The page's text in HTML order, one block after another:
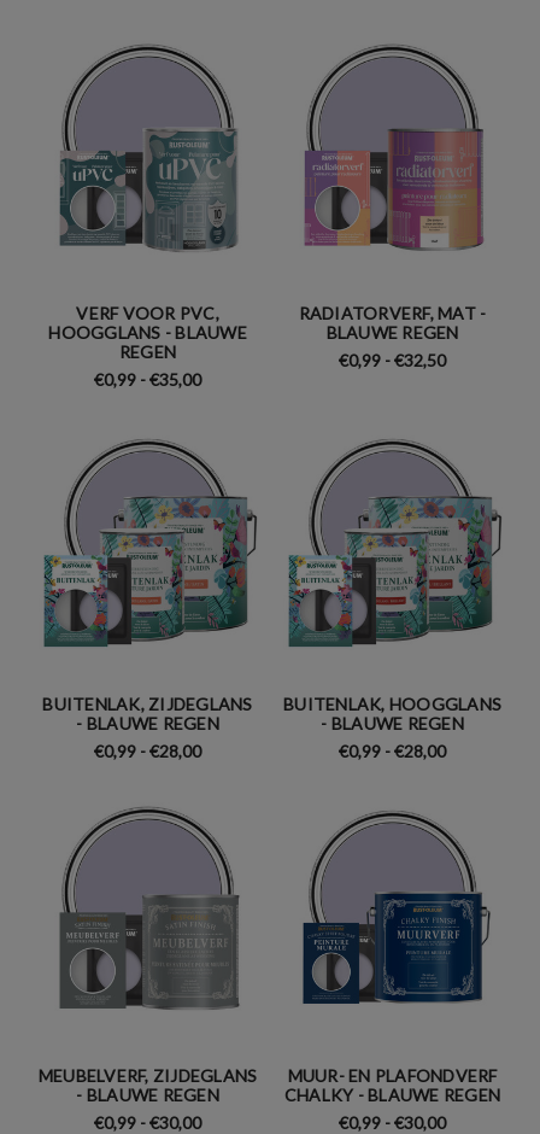
VERF VOOR PVC,
HOOGGLANS - BLAUWE
REGEN
€0,99 - €35,00
RADIATORVERF, MAT -
BLAUWE REGEN
€0,99 - €32,50
BUITENLAK, ZIJDEGLANS
- BLAUWE REGEN
€0,99 - €28,00
BUITENLAK, HOOGGLANS
- BLAUWE REGEN
€0,99 - €28,00
MEUBELVERF, ZIJDEGLANS
- BLAUWE REGEN
€0,99 - €30,00
MUUR- EN PLAFONDVERF
CHALKY - BLAUWE REGEN
€0,99 - €30,00